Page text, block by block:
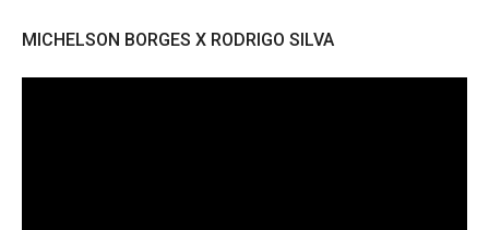
MICHELSON BORGES X RODRIGO SILVA